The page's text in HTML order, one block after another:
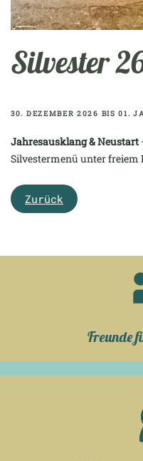
Silvester
30. DEZEMBER 2026 BIS 01.
Jahresausklang & Neustart
Silvestermenü unter freiem
Zurück
Freunde